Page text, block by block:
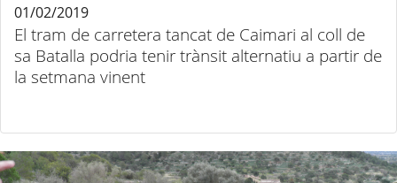
El tram de carretera tancat de Caimari al coll de
sa Batalla podria tenir trànsit alternatiu a partir de
la setmana vinent
01/02/2019